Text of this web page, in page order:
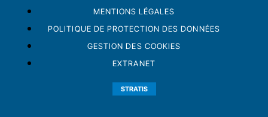
MENTIONS LÉGALES
POLITIQUE DE PROTECTION DES DONNÉES
GESTION DES COOKIES
EXTRANET
STRATIS